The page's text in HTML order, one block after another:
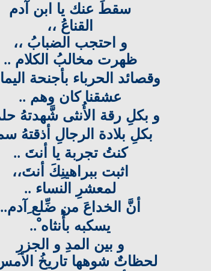
سقطَ عنك يا ابن آدم
القناعُ ،،
و احتجب الضبابُ ،،
ظهرت مخالبُ الكلام ..
وقصائد الحرباء بأجنحة
عشقنا كان وهم ..
و بكلِ رقة الأُنثى شَّهدتهُ
بكلِ بلادة الرجالِ أذقتهُ
كنتُ تجربة يا أنتَ ..
اثبت ببراهينِكَ أنتَ،،
لمعشرِ النساء ..
أنَّ الخداعَ من ضِّلع ِآدم..
يسكبه بأُنثاه ْ..
و بين المدِ و الجزرِ
لحظاتٌ شوهها تاريخُ